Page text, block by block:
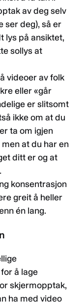
av deg selv
ser deg), så er
lys på ansiktet,
sollys at
videoer av folk
eller «går
er slitsomt
ikke om at du
ta om igjen
at du har en
ditt er og at
konsentrasjon
greit å heller
én lang.
å lage
skjermopptak,
ha med video